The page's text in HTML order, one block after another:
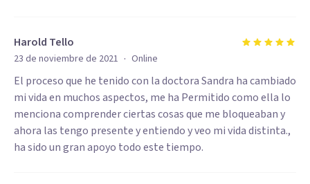
Harold Tello
23 de noviembre de 2021 · Online
El proceso que he tenido con la doctora Sandra ha cambiado
mi vida en muchos aspectos, me ha Permitido como ella lo
menciona comprender ciertas cosas que me bloqueaban y
ahora las tengo presente y entiendo y veo mi vida distinta.,
ha sido un gran apoyo todo este tiempo.